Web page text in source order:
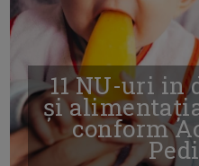
11 NU-uri
și
conform